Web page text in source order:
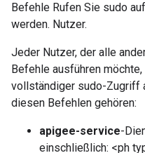
Befehle Rufen Sie sudo
werden. Nutzer.
Jeder Nutzer, der alle
Befehle ausführen
vollständiger sudo-Zugriff
diesen Befehlen gehören:
apigee-service-
einschließlich: <ph